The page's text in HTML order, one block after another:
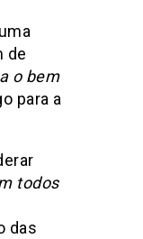
de
o bem
para a
todos
das